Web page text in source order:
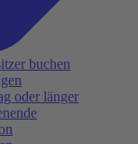
buchen
oder länger